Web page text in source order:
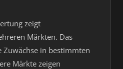
zeigt
Märkten. Das
in bestimmten
Märkte zeigen